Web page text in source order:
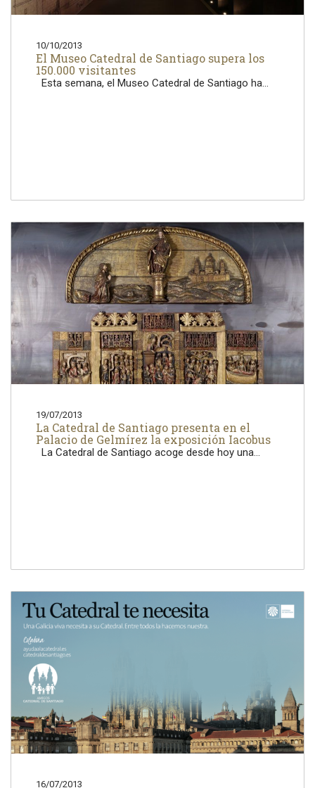
10/10/2013
El Museo Catedral de Santiago supera los
150.000 visitantes
Esta semana, el Museo Catedral de Santiago ha...
19/07/2013
La Catedral de Santiago presenta en el
Palacio de Gelmírez la exposición Iacobus
La Catedral de Santiago acoge desde hoy una...
16/07/2013